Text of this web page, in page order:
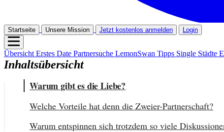
Startseite Unsere Mission Jetzt kostenlos anmelden Login
Übersicht Erstes Date Partnersuche LemonSwan Tipps Single Städte
Inhaltsübersicht
Warum gibt es die Liebe?
Welche Vorteile hat denn die Zweier-Partnerschaft?
Warum entspinnen sich trotzdem so viele